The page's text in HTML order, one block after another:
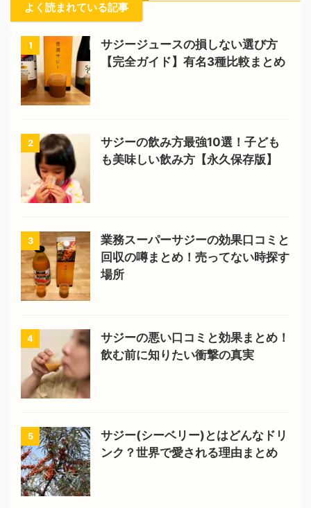
よく読まれている記事
1
サジージュースの損しない選び方
【完全ガイド】有名3種比較まとめ
2
サジーの飲み方最強10選！子ども
も美味しい飲み方【永久保存版】
3
業務スーパーサジーの効果口コミと
回収の噂まとめ！売ってない時探す
場所
4
サジーの悪い口コミと効果まとめ！
飲む前に知りたい衝撃の真実
5
サジー(シーベリー)とはどんなドリ
ンク？世界で愛される理由まとめ